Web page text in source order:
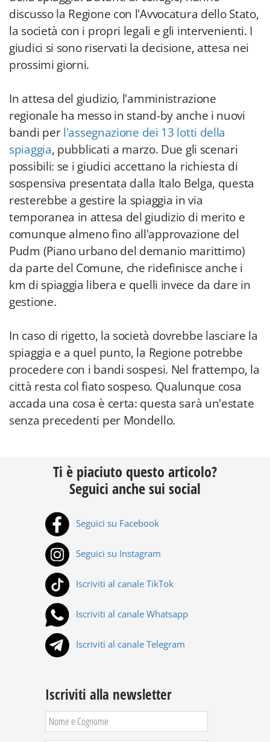
discusso la Regione con l'Avvocatura dello Stato,
la società con i propri legali e gli intervenienti. I
giudici si sono riservati la decisione, attesa nei
prossimi giorni.
In attesa del giudizio, l'amministrazione
regionale ha messo in stand-by anche i nuovi
bandi perl'assegnazione dei 13 lotti della
spiaggia, pubblicati a marzo. Due gli scenari
possibili: se i giudici accettano la richiesta di
sospensiva presentata dalla Italo Belga, questa
resterebbe a gestire la spiaggia in via
temporanea in attesa del giudizio di merito e
comunque almeno fino all'approvazione del
Pudm (Piano urbano del demanio marittimo)
da parte del Comune, che ridefinisce anche i
km di spiaggia libera e quelli invece da dare in
gestione.
In caso di rigetto, la società dovrebbe lasciare la
spiaggia e a quel punto, la Regione potrebbe
procedere con i bandi sospesi. Nel frattempo, la
città resta col fiato sospeso. Qualunque cosa
accada una cosa è certa: questa sarà un'estate
senza precedenti per Mondello.
Ti è piaciuto questo articolo?
Seguici anche sui social
Seguici su Facebook
Seguici su Instagram
Iscriviti al canale TikTok
Iscriviti al canale Whatsapp
Iscriviti al canale Telegram
Iscriviti alla newsletter